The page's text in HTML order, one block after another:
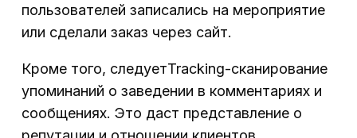
пользователей записались на мероприятие
или сделали заказ через сайт.
Кроме того, следуетTracking-сканирование
упоминаний о заведении в комментариях и
сообщениях. Это даст представление о